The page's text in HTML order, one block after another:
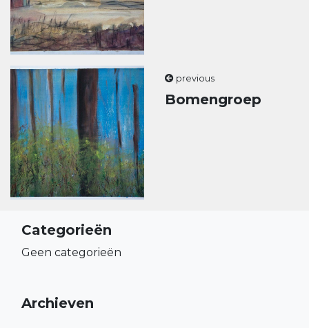
previous
Bomengroep
Categorieën
Geen categorieën
Archieven